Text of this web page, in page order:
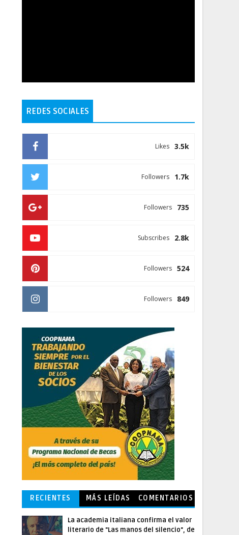
REDES SOCIALES
3.5k
Likes
1.7k
Followers
735
Followers
2.8k
Subscribes
524
Followers
849
Followers
RECIENTES MÁS LEÍDAS COMENTARIOS
La academia italiana confirma el valor
literario de "Las manos del silencio", de